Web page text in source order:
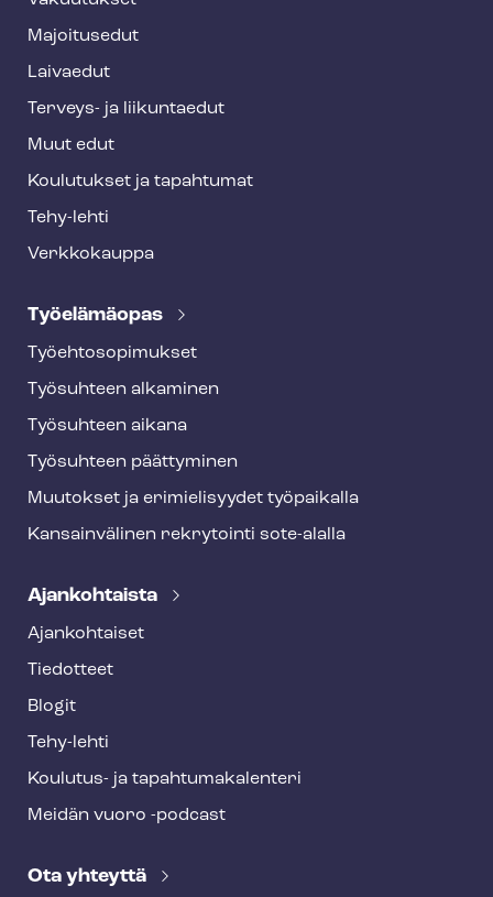
e
Majoitusedut
Laivaedut
Terveys- ja liikuntaedut
Muut edut
Koulutukset ja tapahtumat
Tehy-lehti
Verkkokauppa
Työelämäopas
Työ­eh­to­so­pi­muk­set
Työsuhteen alkaminen
Työsuhteen aikana
Työsuhteen päättyminen
Muutokset ja erimielisyydet työpaikalla
Kansainvälinen rekrytointi sote-alalla
Ajankohtaista
Ajankohtaiset
Tiedotteet
Blogit
Tehy-lehti
Koulutus- ja ta­pah­tu­ma­ka­len­te­ri
Meidän vuoro -podcast
Ota yhteyttä